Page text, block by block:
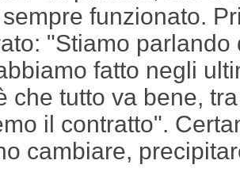
funzionato.
"Stiamo parlando
fatto negli
che tutto va bene,
il contratto".
cambiare,